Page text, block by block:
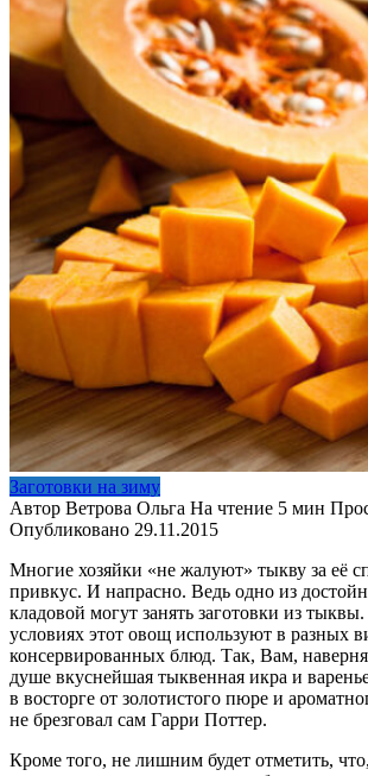
Заготовки на зиму
Автор Ветрова Ольга На чтение 5 мин
Опубликовано 29.11.2015
Многие хозяйки «не жалуют» тыкву за её
привкус. И напрасно. Ведь одно из
кладовой могут занять заготовки из
условиях этот овощ используют в разных
консервированных блюд. Так, Вам,
душе вкуснейшая тыквенная икра и
в восторге от золотистого пюре и
не брезговал сам Гарри Поттер.
Кроме того, не лишним будет отметить,